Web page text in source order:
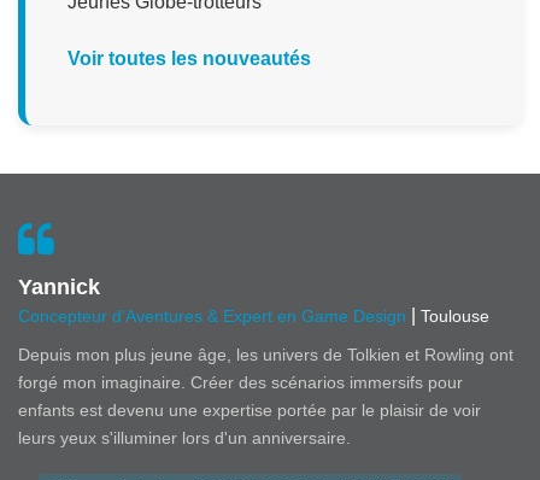
Voir toutes les nouveautés
Yannick
Concepteur d'Aventures & Expert en Game Design
Toulouse
Depuis mon plus jeune âge, les univers de Tolkien et Rowling ont
forgé mon imaginaire. Créer des scénarios immersifs pour
enfants est devenu une expertise portée par le plaisir de voir
leurs yeux s'illuminer lors d'un anniversaire.